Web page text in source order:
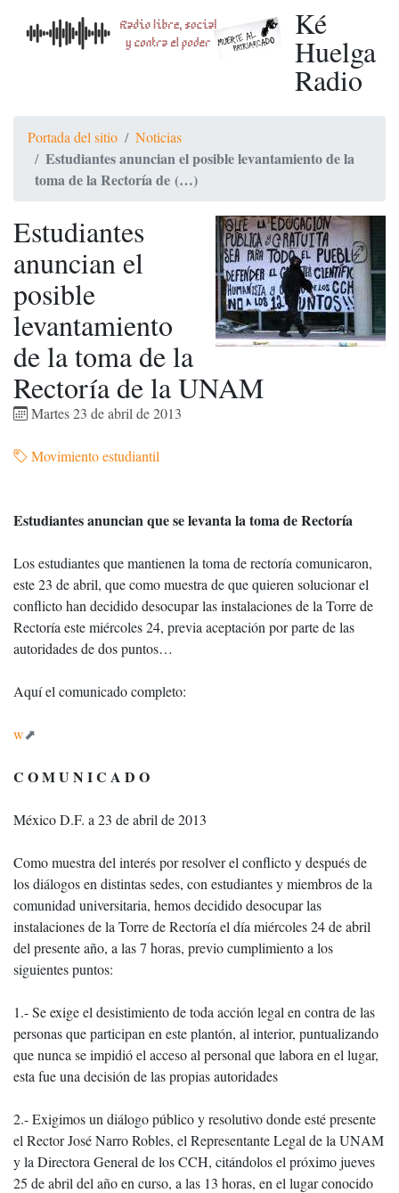
Ké
Huelga
Radio
Portada del sitio Noticias
Estudiantes anuncian el posible levantamiento de la
toma de la Rectoría de (…)
Estudiantes
anuncian el
posible
levantamiento
de la toma de la
Rectoría de la UNAM
Martes 23 de abril de 2013
Movimiento estudiantil
Estudiantes anuncian que se levanta la toma de Rectoría
Los estudiantes que mantienen la toma de rectoría comunicaron,
este 23 de abril, que como muestra de que quieren solucionar el
conflicto han decidido desocupar las instalaciones de la Torre de
Rectoría este miércoles 24, previa aceptación por parte de las
autoridades de dos puntos…
Aquí el comunicado completo:
w
C O M U N I C A D O
México D.F. a 23 de abril de 2013
Como muestra del interés por resolver el conflicto y después de
los diálogos en distintas sedes, con estudiantes y miembros de la
comunidad universitaria, hemos decidido desocupar las
instalaciones de la Torre de Rectoría el día miércoles 24 de abril
del presente año, a las 7 horas, previo cumplimiento a los
siguientes puntos:
1.- Se exige el desistimiento de toda acción legal en contra de las
personas que participan en este plantón, al interior, puntualizando
que nunca se impidió el acceso al personal que labora en el lugar,
esta fue una decisión de las propias autoridades
2.- Exigimos un diálogo público y resolutivo donde esté presente
el Rector José Narro Robles, el Representante Legal de la UNAM
y la Directora General de los CCH, citándolos el próximo jueves
25 de abril del año en curso, a las 13 horas, en el lugar conocido